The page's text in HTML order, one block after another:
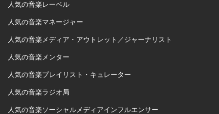
人気の音楽レーベル
人気の音楽マネージャー
人気の音楽メディア・アウトレット／ジャーナリスト
人気の音楽メンター
人気の音楽プレイリスト・キュレーター
人気の音楽ラジオ局
人気の音楽ソーシャルメディアインフルエンサー